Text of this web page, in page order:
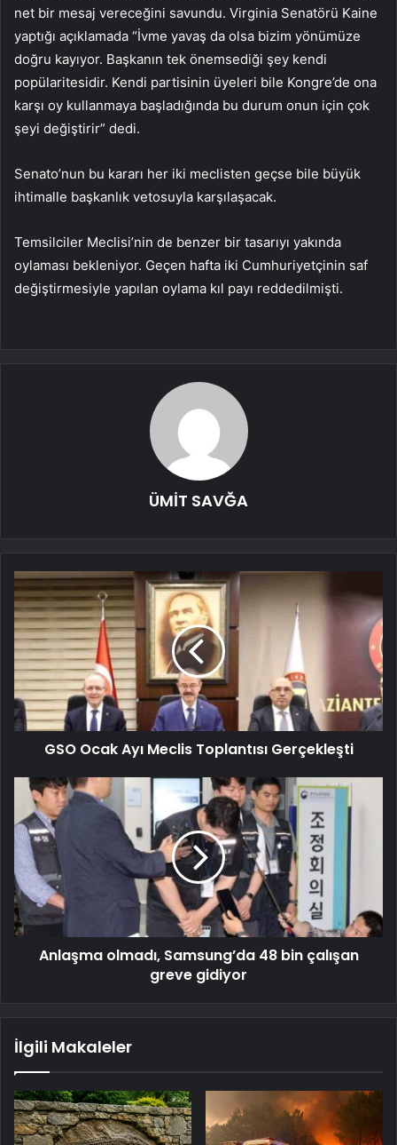
net bir mesaj vereceğini savundu. Virginia Senatörü Kaine
yaptığı açıklamada “İvme yavaş da olsa bizim yönümüze
doğru kayıyor. Başkanın tek önemsediği şey kendi
popülaritesidir. Kendi partisinin üyeleri bile Kongre’de ona
karşı oy kullanmaya başladığında bu durum onun için çok
şeyi değiştirir” dedi.
Senato’nun bu kararı her iki meclisten geçse bile büyük
ihtimalle başkanlık vetosuyla karşılaşacak.
Temsilciler Meclisi’nin de benzer bir tasarıyı yakında
oylaması bekleniyor. Geçen hafta iki Cumhuriyetçinin saf
değiştirmesiyle yapılan oylama kıl payı reddedilmişti.
ÜMİT SAVĞA
GSO Ocak Ayı Meclis Toplantısı Gerçekleşti
Anlaşma olmadı, Samsung’da 48 bin çalışan
greve gidiyor
İlgili Makaleler